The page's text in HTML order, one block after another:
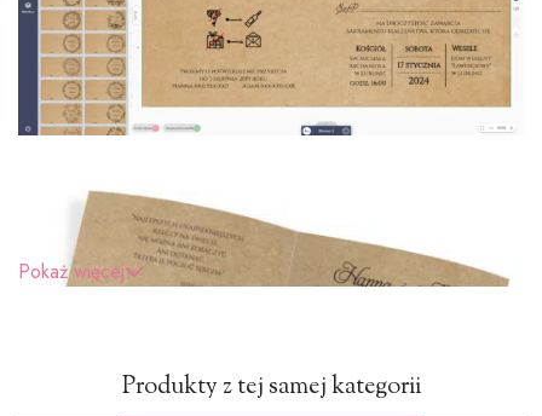
Pokaż więcej
Produkty z tej samej kategorii